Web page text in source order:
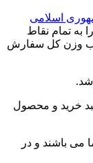
اسلامی
به تمام نقاط
وزن کل سفارش
خرید و محصول
باشند و در